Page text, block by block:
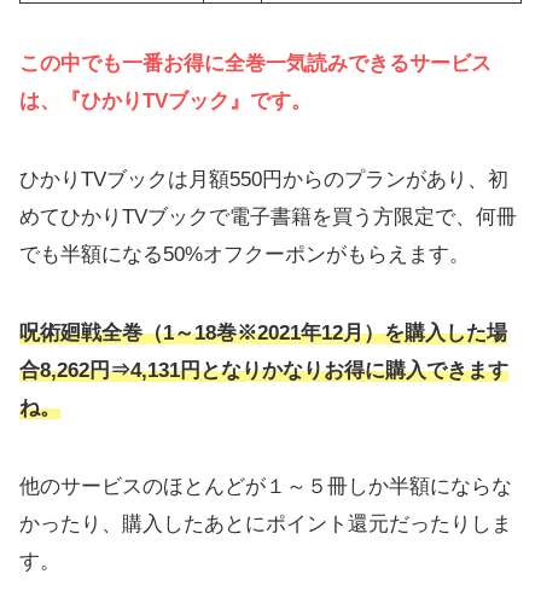
この中でも一番お得に全巻一気読みできるサービス
は、『ひかりTVブック』です。
ひかりTVブックは月額550円からのプランがあり、初
めてひかりTVブックで電子書籍を買う方限定で、何冊
でも半額になる50%オフクーポンがもらえます。
呪術廻戦全巻（1～18巻※2021年12月）を購入した場
合8,262円⇒4,131円となりかなりお得に購入できます
ね。
他のサービスのほとんどが１～５冊しか半額にならな
かったり、購入したあとにポイント還元だったりしま
す。